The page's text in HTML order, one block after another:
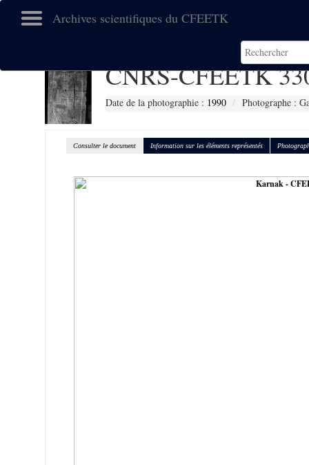
Archives scientifiques du CFEETK
CNRS-CFEETK
Date de la photographie : 1990 Photographe :
Consulter le document Information sur les éléments représentés